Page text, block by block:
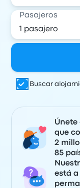
Pasajeros
Buscar
Únete
que
2
85
está